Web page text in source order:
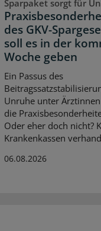
Sparpaket sorgt für
des GKV-
soll es in der
Woche geben
Ein Passus des
Unruhe unter
die
Oder eher doch nicht?
Krankenkassen
06.08.2026